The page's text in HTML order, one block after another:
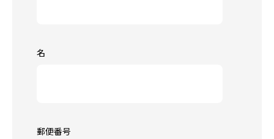
名
郵便番号